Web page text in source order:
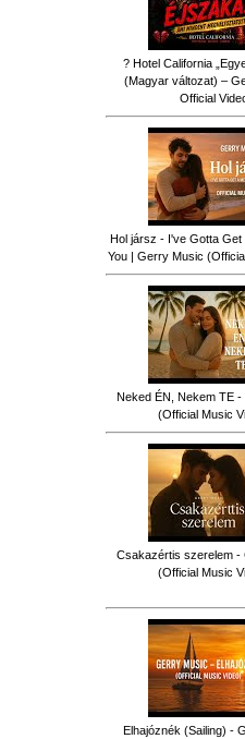
? Hotel California
(Magyar változat) –
Official
Hol jársz - I've Gotta Get
You | Gerry Music
Neked ÉN, Nekem TE
(Official Music
Csakazértis szerelem -
(Official Music
Elhajóznék (Sailing) -